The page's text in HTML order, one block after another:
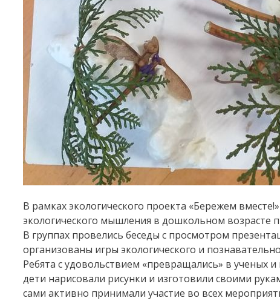
В рамках экологического проекта «Бережем
экологического мышления в дошкольном возрасте
В группах провелись беседы с просмотром
организованы игры экологического и
Ребята с удовольствием «превращались» в ученых
дети нарисовали рисунки и изготовили своими
сами активно принимали участие во всех